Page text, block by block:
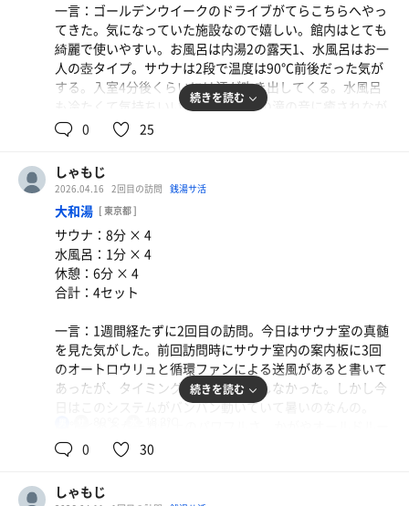
一言：ゴールデンウイークのドライブがてらこちらへやっ
てきた。気になっていた施設なので嬉しい。館内はとても
綺麗で使いやすい。お風呂は内湯2の露天1、水風呂はお一
人の壺タイプ。サウナは2段で温度は90℃前後だった気が
する。入室4分後くらいには汗が吹き出してくる。水風呂
も冷たくて気持ちいい。外気浴は外の滝の音に癒されなが
ら冷たい風でととのいました。すごくいい施設！またイキ
続きを読む
0 25
しゃもじ
2026.04.16 2回目の訪問 銭湯サ活
大和湯 [ 東京都 ]
サウナ：8分 × 4
水風呂：1分 × 4
休憩：6分 × 4
合計：4セット
一言：1週間経たずに2回目の訪問。今日はサウナ室の真髄
を見た気がした。前回訪問時にサウナ室内の案内板に3回
のオートロウリュと循環ファンによる送風があると書いて
あったが、タイミングが合わず遭遇しなかった。しかし今
日はこのシステムがバンバン動いていて暑いのなんの。
キーとまでは行かないものの中々である。水風呂もバイブ
嬉しい。
しかしととのえる場所が洗い場の椅子か風呂の縁と言う
続きを読む
0 30
しゃもじ